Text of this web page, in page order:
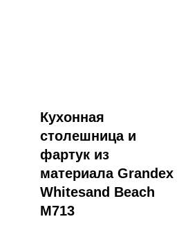
Кухонная
столешница и
фартук из
материала Grandex
Whitesand Beach
M713